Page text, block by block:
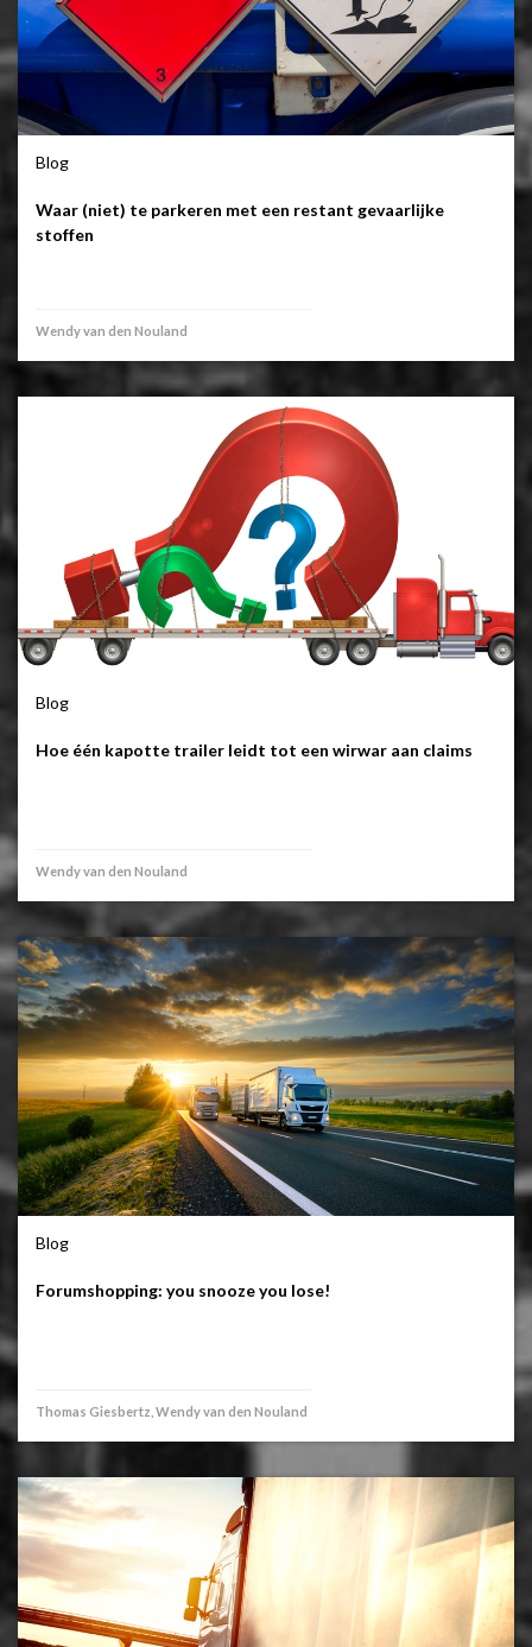
Blog
Waar (niet) te parkeren met een restant gevaarlijke
stoffen
Wendy van den Nouland
Blog
Hoe één kapotte trailer leidt tot een wirwar aan claims
Wendy van den Nouland
Blog
Forumshopping: you snooze you lose!
Thomas Giesbertz, Wendy van den Nouland